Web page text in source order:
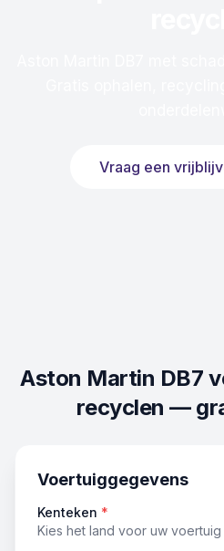
Vraag een
Aston Martin DB7
recyclen —
Voertuiggegevens
Kenteken *
Kies het land voor uw voertuig